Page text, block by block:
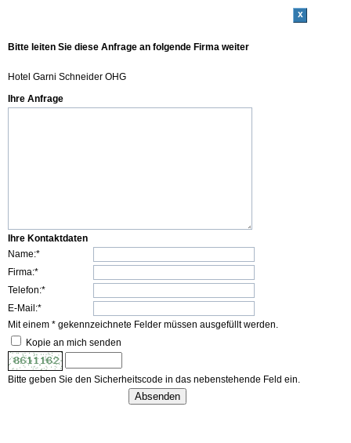
x
Bitte leiten Sie diese Anfrage an folgende Firma weiter
Hotel Garni Schneider OHG
Ihre Anfrage
Ihre Kontaktdaten
Name:*
Firma:*
Telefon:*
E-Mail:*
Mit einem * gekennzeichnete Felder müssen ausgefüllt werden.
Kopie an mich senden
Bitte geben Sie den Sicherheitscode in das nebenstehende Feld ein.